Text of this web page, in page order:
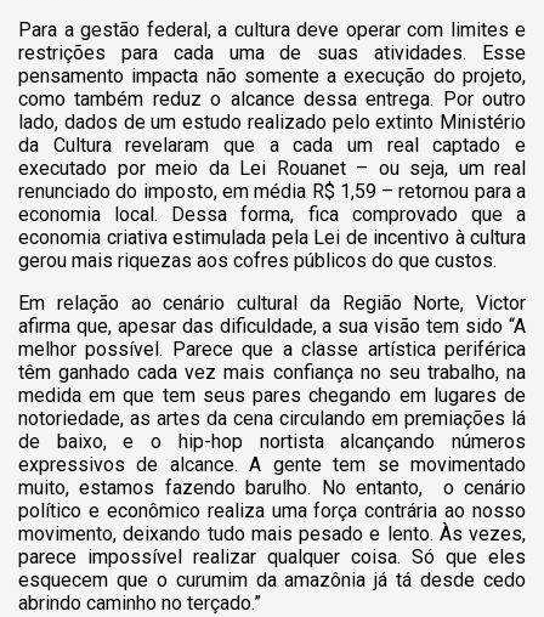
Para a gestão federal, a cultura deve operar com limites e
restrições para cada uma de suas atividades. Esse
pensamento impacta não somente a execução do projeto,
como também reduz o alcance dessa entrega. Por outro
lado, dados de um estudo realizado pelo extinto Ministério
da Cultura revelaram que a cada um real captado e
executado por meio da Lei Rouanet – ou seja, um real
renunciado do imposto, em média R$ 1,59 – retornou para a
economia local. Dessa forma, fica comprovado que a
economia criativa estimulada pela Lei de incentivo à cultura
gerou mais riquezas aos cofres públicos do que custos.
Em relação ao cenário cultural da Região Norte, Victor
afirma que, apesar das dificuldade, a sua visão tem sido “A
melhor possível. Parece que a classe artística periférica
têm ganhado cada vez mais confiança no seu trabalho, na
medida em que tem seus pares chegando em lugares de
notoriedade, as artes da cena circulando em premiações lá
de baixo, e o hip-hop nortista alcançando números
expressivos de alcance. A gente tem se movimentado
muito, estamos fazendo barulho. No entanto, o cenário
político e econômico realiza uma força contrária ao nosso
movimento, deixando tudo mais pesado e lento. Às vezes,
parece impossível realizar qualquer coisa. Só que eles
esquecem que o curumim da amazônia já tá desde cedo
abrindo caminho no terçado.”